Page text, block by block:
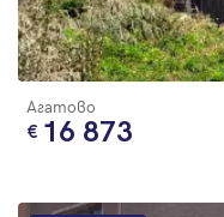
Агатово
16 873